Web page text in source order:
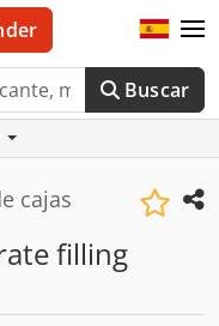
Buscar
cajas
filling